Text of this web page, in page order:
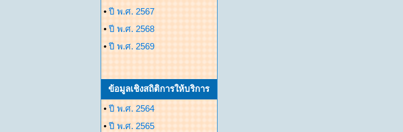
• ปี พ.ศ. 2567
• ปี พ.ศ. 2568
• ปี พ.ศ. 2569
ข้อมูลเชิงสถิติการให้บริการ
• ปี พ.ศ. 2564
• ปี พ.ศ. 2565